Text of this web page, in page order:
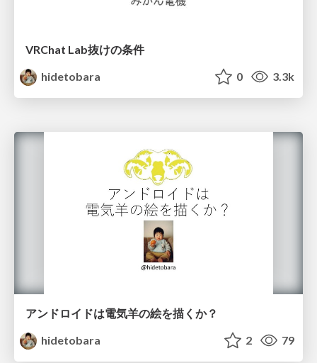
VRChat Lab抜けの条件
hidetobara
0 3.3k
アンドロイドは電気羊の絵を描くか？
hidetobara
2 79